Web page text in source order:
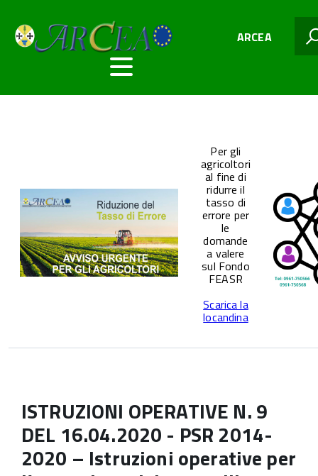
ARCEA
Per gli
agricoltori
al fine di
ridurre il
tasso di
errore per
le
domande
a valere
sul Fondo
FEASR
Scarica la
locandina
ISTRUZIONI OPERATIVE N. 9
DEL 16.04.2020 - PSR 2014-
2020 – Istruzioni operative per